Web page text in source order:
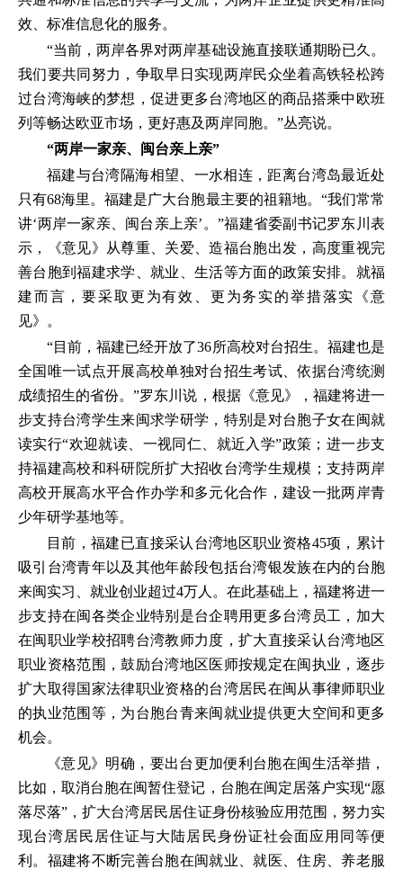
效、标准信息化的服务。
“当前，两岸各界对两岸基础设施直接联通期盼已久。
我们要共同努力，争取早日实现两岸民众坐着高铁轻松跨
过台湾海峡的梦想，促进更多台湾地区的商品搭乘中欧班
列等畅达欧亚市场，更好惠及两岸同胞。”丛亮说。
“两岸一家亲、闽台亲上亲”
福建与台湾隔海相望、一水相连，距离台湾岛最近处
只有68海里。福建是广大台胞最主要的祖籍地。“我们常常
讲‘两岸一家亲、闽台亲上亲’。”福建省委副书记罗东川表
示，《意见》从尊重、关爱、造福台胞出发，高度重视完
善台胞到福建求学、就业、生活等方面的政策安排。就福
建而言，要采取更为有效、更为务实的举措落实《意
见》。
“目前，福建已经开放了36所高校对台招生。福建也是
全国唯一试点开展高校单独对台招生考试、依据台湾统测
成绩招生的省份。”罗东川说，根据《意见》，福建将进一
步支持台湾学生来闽求学研学，特别是对台胞子女在闽就
读实行“欢迎就读、一视同仁、就近入学”政策；进一步支
持福建高校和科研院所扩大招收台湾学生规模；支持两岸
高校开展高水平合作办学和多元化合作，建设一批两岸青
少年研学基地等。
目前，福建已直接采认台湾地区职业资格45项，累计
吸引台湾青年以及其他年龄段包括台湾银发族在内的台胞
来闽实习、就业创业超过4万人。在此基础上，福建将进一
步支持在闽各类企业特别是台企聘用更多台湾员工，加大
在闽职业学校招聘台湾教师力度，扩大直接采认台湾地区
职业资格范围，鼓励台湾地区医师按规定在闽执业，逐步
扩大取得国家法律职业资格的台湾居民在闽从事律师职业
的执业范围等，为台胞台青来闽就业提供更大空间和更多
机会。
《意见》明确，要出台更加便利台胞在闽生活举措，
比如，取消台胞在闽暂住登记，台胞在闽定居落户实现“愿
落尽落”，扩大台湾居民居住证身份核验应用范围，努力实
现台湾居民居住证与大陆居民身份证社会面应用同等便
利。福建将不断完善台胞在闽就业、就医、住房、养老服